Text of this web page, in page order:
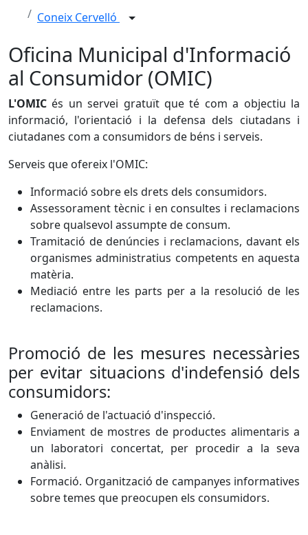
Coneix Cervelló
Oficina Municipal d'Informació
al Consumidor (OMIC)
L'OMIC és un servei gratuït que té com a objectiu la
informació, l'orientació i la defensa dels ciutadans i
ciutadanes com a consumidors de béns i serveis.
Serveis que ofereix l'OMIC:
Informació sobre els drets dels consumidors.
Assessorament tècnic i en consultes i reclamacions
sobre qualsevol assumpte de consum.
Tramitació de denúncies i reclamacions, davant els
organismes administratius competents en aquesta
matèria.
Mediació entre les parts per a la resolució de les
reclamacions.
Promoció de les mesures necessàries
per evitar situacions d'indefensió dels
consumidors:
Generació de l'actuació d'inspecció.
Enviament de mostres de productes alimentaris a
un laboratori concertat, per procedir a la seva
anàlisi.
Formació. Organització de campanyes informatives
sobre temes que preocupen els consumidors.